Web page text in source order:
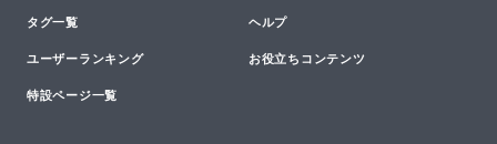
タグ一覧 ヘルプ
ユーザーランキング お役立ちコンテンツ
特設ページ一覧